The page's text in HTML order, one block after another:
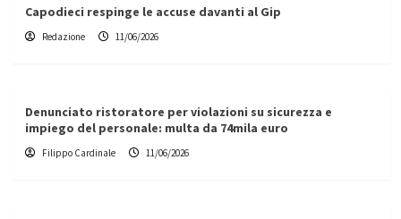
Capodieci respinge le accuse davanti al Gip
Redazione 11/06/2026
Denunciato ristoratore per violazioni su sicurezza e
impiego del personale: multa da 74mila euro
Filippo Cardinale 11/06/2026